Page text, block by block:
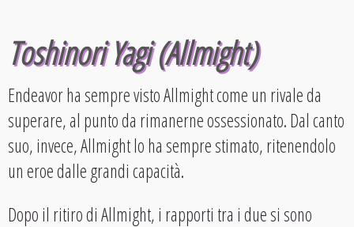
Toshinori Yagi (Allmight)
Endeavor ha sempre visto Allmight come un rivale da
superare, al punto da rimanerne ossessionato. Dal canto
suo, invece, Allmight lo ha sempre stimato, ritenendolo
un eroe dalle grandi capacità.
Dopo il ritiro di Allmight, i rapporti tra i due si sono